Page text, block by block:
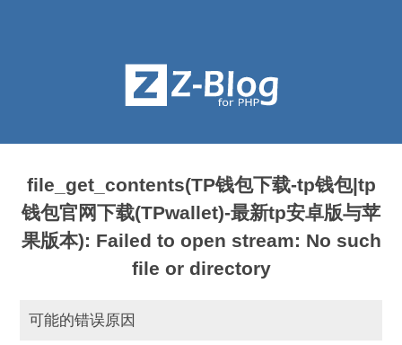
file_get_contents(TP钱包下载-tp钱包|tp
钱包官网下载(TPwallet)-最新tp安卓版与苹
果版本): Failed to open stream: No such
file or directory
可能的错误原因